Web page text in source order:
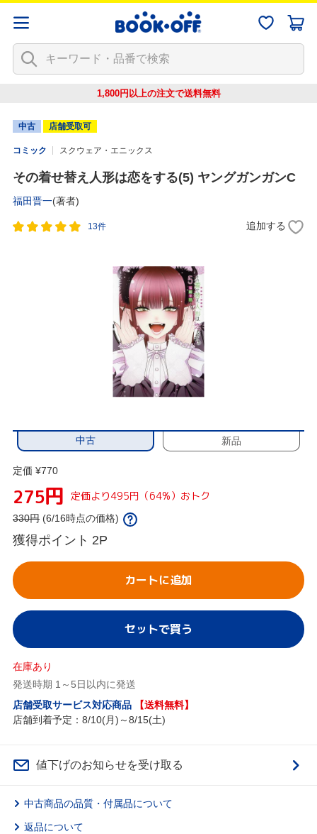
1,800円以上の注文で送料無料
中古 店舗受取可
コミック スクウェア・エニックス
その着せ替え人形は恋をする(5) ヤングガンガンC
福田晋一(著者)
13件 追加する
中古 新品
定価 ¥770
275円 定価より495円（64%）おトク
330円 (6/16時点の価格)
獲得ポイント 2P
カートに追加
セットで買う
在庫あり
発送時期 1～5日以内に発送
店舗受取サービス対応商品
【送料無料】
店舗到着予定：8/10(月)～8/15(土)
値下げのお知らせを受け取る
中古商品の品質・付属品について
返品について